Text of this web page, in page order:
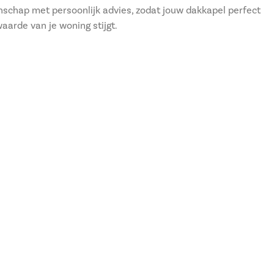
met persoonlijk advies, zodat jouw dakkapel perfect
van je woning stijgt.